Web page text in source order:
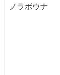
ノラボウナ